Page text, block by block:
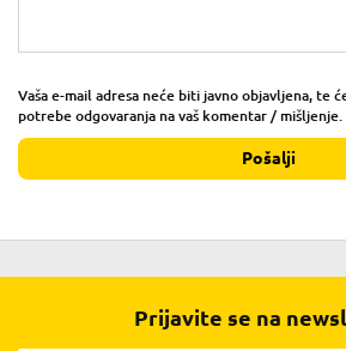
Vaša e-mail adresa neće biti javno objavljena, te
potrebe odgovaranja na vaš komentar / mišljenje.
Pošalji
Prijavite se na